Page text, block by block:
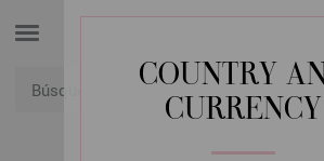
COUNTRY
CURRENCY